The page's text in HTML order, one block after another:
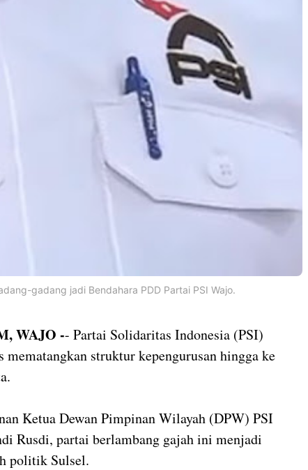
gadang jadi Bendahara PDD Partai PSI Wajo.
WAJO -- Partai Solidaritas Indonesia (PSI)
mematangkan struktur kepengurusan hingga ke
Ketua Dewan Pimpinan Wilayah (DPW) PSI
Rusdi, partai berlambang gajah ini menjadi
politik Sulsel.